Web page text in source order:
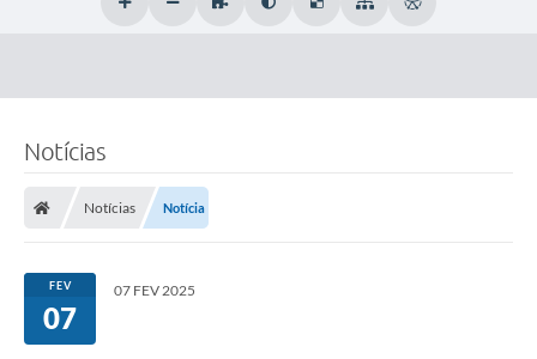
Notícias
Notícias Notícia
FEV
07
07 FEV 2025